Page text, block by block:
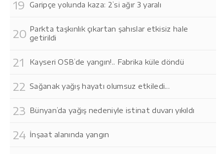
Garipçe yolunda kaza: 2’si ağır 3 yaralı
Parkta taşkınlık çıkartan şahıslar etkisiz hale
getirildi
Kayseri OSB’de yangın!.. Fabrika küle döndü
Sağanak yağış hayatı olumsuz etkiledi...
Bünyan’da yağış nedeniyle istinat duvarı yıkıldı
İnşaat alanında yangın